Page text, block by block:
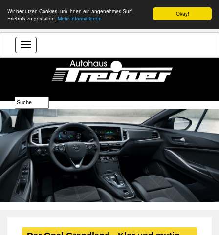
Okay!
Wir benutzen Cookies, um Ihnen ein angenehmes Surf-
Erlebnis zu gestalten. Mehr Informationen